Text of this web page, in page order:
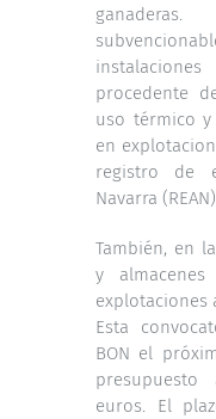
procedente
uso térmico y
en
registro de
Navarra
También, en
y
explotaciones
Esta
BON el
presupuesto
euros. El